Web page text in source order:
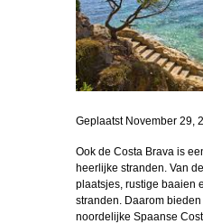
Geplaatst November 29,
Ook de Costa Brava is
heerlijke stranden. Van
plaatsjes, rustige baaien
stranden. Daarom
noordelijke Spaanse